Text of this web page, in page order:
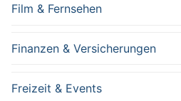
Film & Fernsehen
Finanzen & Versicherungen
Freizeit & Events